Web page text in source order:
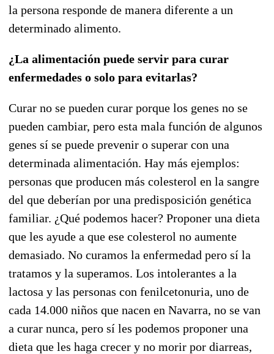
la persona responde de manera diferente a un
determinado alimento.
¿La alimentación puede servir para curar
enfermedades o solo para evitarlas?
Curar no se pueden curar porque los genes no se
pueden cambiar, pero esta mala función de algunos
genes sí se puede prevenir o superar con una
determinada alimentación. Hay más ejemplos:
personas que producen más colesterol en la sangre
del que deberían por una predisposición genética
familiar. ¿Qué podemos hacer? Proponer una dieta
que les ayude a que ese colesterol no aumente
demasiado. No curamos la enfermedad pero sí la
tratamos y la superamos. Los intolerantes a la
lactosa y las personas con fenilcetonuria, uno de
cada 14.000 niños que nacen en Navarra, no se van
a curar nunca, pero sí les podemos proponer una
dieta que les haga crecer y no morir por diarreas,